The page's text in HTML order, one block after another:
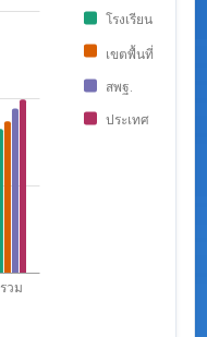
โรงเรียน
เขตพื้นที่
สพฐ.
ประเทศ
รวม